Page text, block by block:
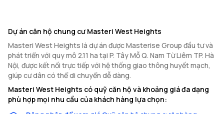
Dự án căn hộ chung cư Masteri West Heights
Masteri West Heights là dự án được Masterise Group đầu tư và
phát triển với quy mô 2.11 ha tại P. Tây Mỗ Q. Nam Từ Liêm TP. Hà
Nội, được kết nối trực tiếp với hệ thống giao thông huyết mạch,
giúp cư dân có thể di chuyển dễ dàng.
Masteri West Heights có quỹ căn hộ và khoảng giá đa dạng
phù hợp mọi nhu cầu của khách hàng lựa chọn: